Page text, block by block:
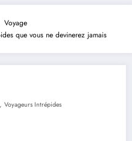
Voyage
que vous ne devinerez jamais
Voyageurs Intrépides